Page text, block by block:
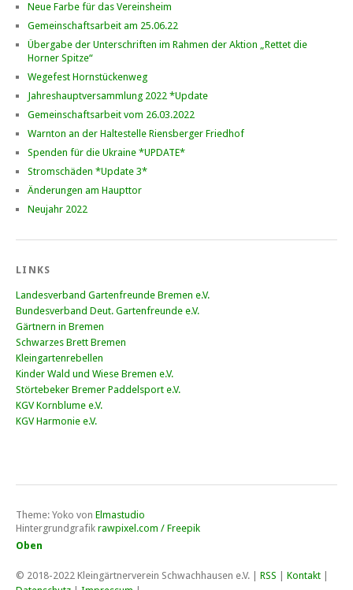
Neue Farbe für das Vereinsheim
Gemeinschaftsarbeit am 25.06.22
Übergabe der Unterschriften im Rahmen der Aktion „Rettet die
Horner Spitze“
Wegefest Hornstückenweg
Jahreshauptversammlung 2022 *Update
Gemeinschaftsarbeit vom 26.03.2022
Warnton an der Haltestelle Riensberger Friedhof
Spenden für die Ukraine *UPDATE*
Stromschäden *Update 3*
Änderungen am Haupttor
Neujahr 2022
LINKS
Landesverband Gartenfreunde Bremen e.V.
Bundesverband Deut. Gartenfreunde e.V.
Gärtnern in Bremen
Schwarzes Brett Bremen
Kleingartenrebellen
Kinder Wald und Wiese Bremen e.V.
Störtebeker Bremer Paddelsport e.V.
KGV Kornblume e.V.
KGV Harmonie e.V.
Theme: Yoko von Elmastudio
Hintergrundgrafik rawpixel.com / Freepik
Oben
© 2018-2022 Kleingärtnerverein Schwachhausen e.V. | RSS Kontakt